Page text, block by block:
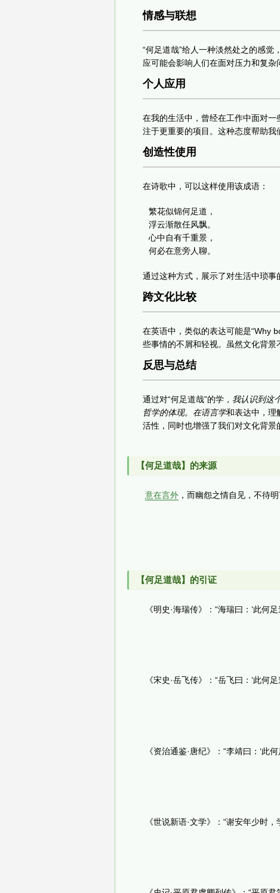
情感与联想
“何足道哉”给人一种淡然处之的感
应可能会影响人们在面对压力和复杂
个人应用
在我的生活中，曾经在工作中面对一
注于更重要的项目。这种态度帮助我
创造性使用
在诗歌中，可以这样使用该成语：
繁花似锦何足道，
浮云渐散任风飘。
心中自有千重景，
何必在意旁人聊。
通过这种方式，展示了对生活中琐事
跨文化比较
在英语中，类似的表达可能是“Why
些事情的不屑和轻视。虽然文化背景
反思与总结
通过对“何足道哉”的学 ，我认识到这
哲学的体现。在语言学和表达中，理
活性，同时也增强了我们对文化背景
【何足道哉】的来源
意在言外 ，而幽怨之情自见，不待
【何足道哉】的引证
《明史·海瑞传》：“海瑞曰：‘此何足
《宋史·岳飞传》：“岳飞曰：‘此何足
《资治通鉴·唐纪》：“李靖曰：‘此何
《世说新语·文学》：“谢安年少时